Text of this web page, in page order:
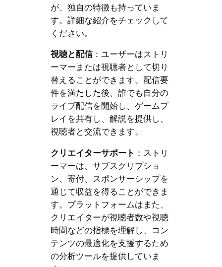
が、独自の特徴も持っていま
す。詳細な紹介をチェックして
ください。
視聴と配信：ユーザーはストリ
ーマーまたは視聴者として切り
替えることができます。配信要
件を満たした後、誰でも自分の
ライブ配信を開始し、ゲームプ
レイを共有し、解説を提供し、
視聴者と交流できます。
クリエイターサポート ：ストリ
ーマーは、サブスクリプショ
ン、寄付、スポンサーシップを
通じて収益を得ることができま
す。プラットフォームはまた、
クリエイターが視聴者数や視聴
時間などの指標を理解し、コン
テンツの最適化を支援するため
の分析ツールを提供していま